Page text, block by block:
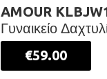
AMOUR
Γυναικείο
€59.00